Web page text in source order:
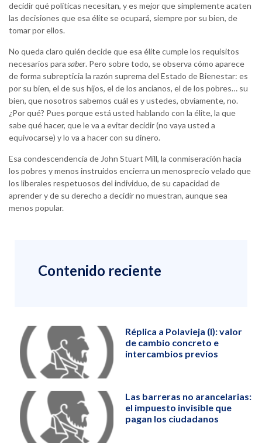
decidir qué políticas necesitan, y es mejor que simplemente acaten
las decisiones que esa élite se ocupará, siempre por su bien, de
tomar por ellos.
No queda claro quién decide que esa élite cumple los requisitos
necesarios para saber. Pero sobre todo, se observa cómo aparece
de forma subrepticia la razón suprema del Estado de Bienestar: es
por su bien, el de sus hijos, el de los ancianos, el de los pobres… su
bien, que nosotros sabemos cuál es y ustedes, obviamente, no.
¿Por qué? Pues porque está usted hablando con la élite, la que
sabe qué hacer, que le va a evitar decidir (no vaya usted a
equivocarse) y lo va a hacer con su dinero.
Esa condescendencia de John Stuart Mill, la conmiseración hacia
los pobres y menos instruidos encierra un menosprecio velado que
los liberales respetuosos del individuo, de su capacidad de
aprender y de su derecho a decidir no muestran, aunque sea
menos popular.
Contenido reciente
Réplica a Polavieja (I): valor
de cambio concreto e
intercambios previos
Las barreras no arancelarias:
el impuesto invisible que
pagan los ciudadanos